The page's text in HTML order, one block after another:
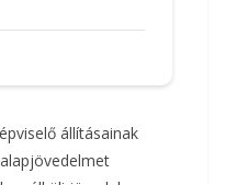
állításainak